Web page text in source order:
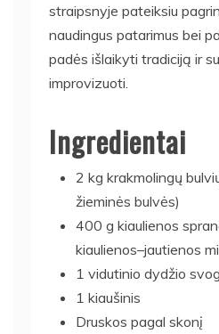
straipsnyje pateiksiu
naudingus patarimus bei
padės išlaikyti tradiciją ir
improvizuoti.
Ingredientai
2 kg krakmolingų
žieminės bulvės)
400 g kiaulienos
kiaulienos–jautienos
1 vidutinio dydžio
1 kiaušinis
Druskos pagal skonį